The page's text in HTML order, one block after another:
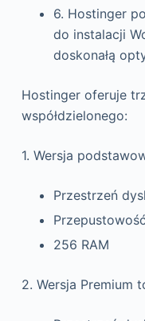
6. Hostinger
do instalacji
doskonałą
Hostinger oferuje
współdzielonego:
1. Wersja
Przestrzeń
256 RAM
2. Wersja Premium